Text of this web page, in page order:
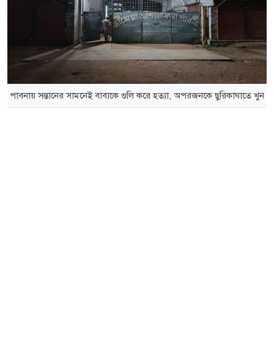
পাবনায় সন্তানের সামনেই বাবাকে গুলি করে হত্যা, অপরজনকে ছুরিকাঘাতে খুন